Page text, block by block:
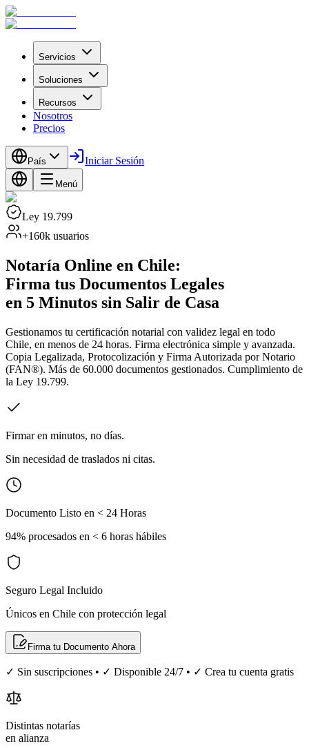
Servicios
Soluciones
Recursos
Nosotros
Precios
País Iniciar Sesión
Menú
Ley 19.799
+160k usuarios
Notaría Online en Chile:
Firma tus Documentos Legales
en 5 Minutos sin Salir de Casa
Gestionamos tu certificación notarial con validez legal en todo
Chile, en menos de 24 horas. Firma electrónica simple y avanzada.
Copia Legalizada, Protocolización y Firma Autorizada por Notario
(FAN®). Más de 60.000 documentos gestionados. Cumplimiento de
la Ley 19.799.
Firmar en minutos, no días.
Sin necesidad de traslados ni citas.
Documento Listo en < 24 Horas
94% procesados en < 6 horas hábiles
Seguro Legal Incluido
Únicos en Chile con protección legal
Firma tu Documento Ahora
✓ Sin suscripciones • ✓ Disponible 24/7 • ✓ Crea tu cuenta gratis
Distintas notarías
en alianza